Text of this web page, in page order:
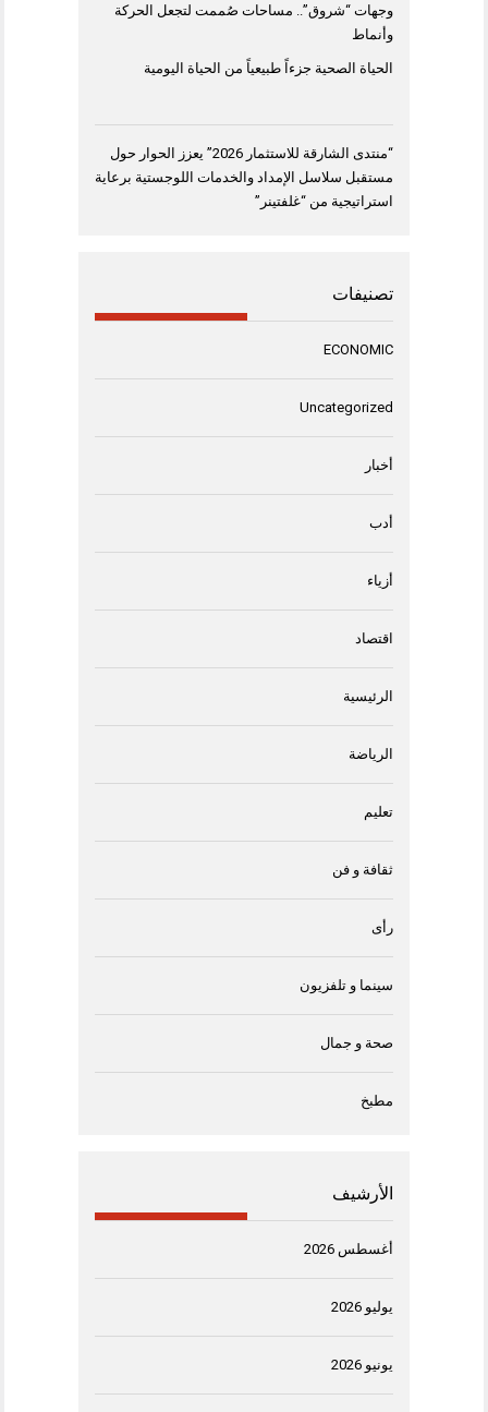
وجهات “شروق”.. مساحات صُممت لتجعل الحركة
وأنماط
الحياة الصحية جزءاً طبيعياً من الحياة اليومية
“منتدى الشارقة للاستثمار 2026” يعزز الحوار حول
مستقبل سلاسل الإمداد والخدمات اللوجستية برعاية
استراتيجية من “غلفتينر”
تصنيفات
ECONOMIC
Uncategorized
أخبار
أدب
أزياء
اقتصاد
الرئيسية
الرياضة
تعليم
ثقافة و فن
رأى
سينما و تلفزيون
صحة و جمال
مطبخ
الأرشيف
أغسطس 2026
يوليو 2026
يونيو 2026